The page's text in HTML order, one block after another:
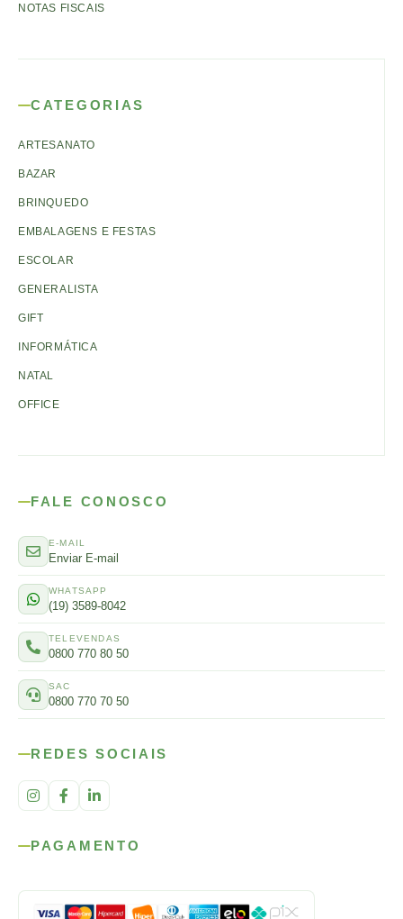
NOTAS FISCAIS
CATEGORIAS
ARTESANATO
BAZAR
BRINQUEDO
EMBALAGENS E FESTAS
ESCOLAR
GENERALISTA
GIFT
INFORMÁTICA
NATAL
OFFICE
FALE CONOSCO
E-MAIL
Enviar E-mail
WHATSAPP
(19) 3589-8042
TELEVENDAS
0800 770 80 50
SAC
0800 770 70 50
REDES SOCIAIS
PAGAMENTO